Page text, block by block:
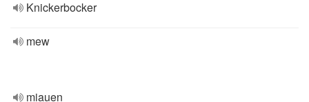
Knickerbocker
mew
miauen